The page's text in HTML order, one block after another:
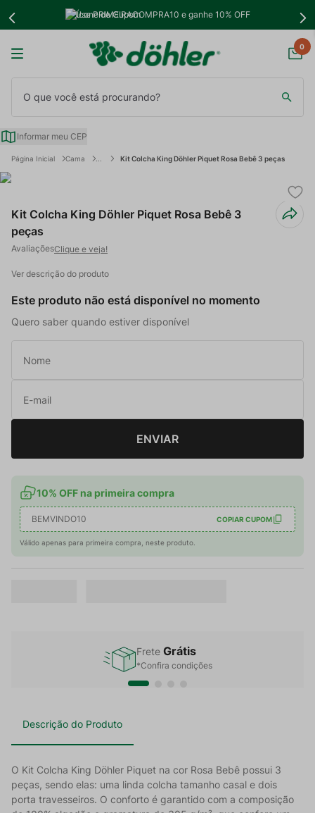
Use PRIMEIRACOMPRA10 e ganhe 10% OFF
0
Informar meu CEP
Cama Kit Colcha King Döhler Piquet Rosa Bebê 3 peças
Kit Colcha King Döhler Piquet Rosa Bebê 3
peças
Clique e veja!
Ver descrição do produto
Este produto não está disponível no momento
Quero saber quando estiver disponível
ENVIAR
10% OFF na primeira compra
BEMVINDO10 COPIAR CUPOM
Válido apenas para primeira compra, neste produto.
Frete Grátis
*Confira condições
Descrição do Produto
O Kit Colcha King Döhler Piquet na cor Rosa Bebê possui 3
peças, sendo elas: uma linda colcha tamanho casal e dois
porta travesseiros. O conforto é garantido com a composição